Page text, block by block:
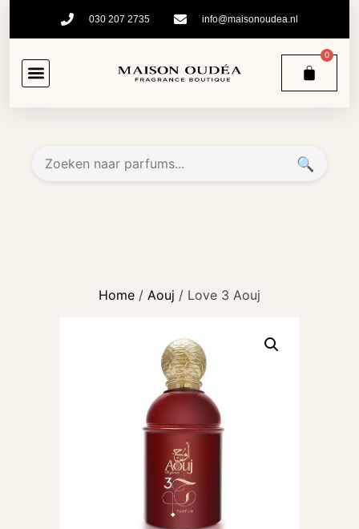
030 207 2735 info@maisonoudea.nl
0
🔍
Home / Aouj / Love 3 Aouj